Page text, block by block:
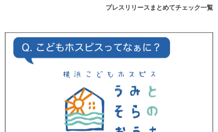
プレスリリースまとめてチェック一覧